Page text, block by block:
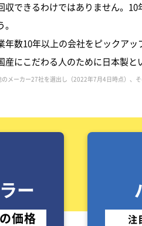
できるわけではありません。
年数10年以上の会社をピックア
にこだわる人のために日本製
メーカー27社を選出し（2022年7月4日時点）、
ー
価格 注